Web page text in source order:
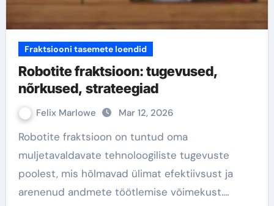
Fraktsiooni tasemete loendid
Robotite fraktsioon: tugevused,
nõrkused, strateegiad
Felix Marlowe Mar 12, 2026
Robotite fraktsioon on tuntud oma
muljetavaldavate tehnoloogiliste tugevuste
poolest, mis hõlmavad ülimat efektiivsust ja
arenenud andmete töötlemise võimekust.…